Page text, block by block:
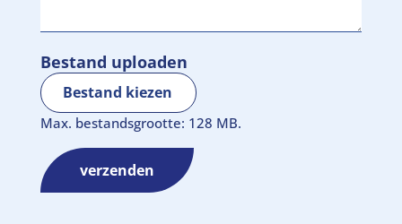
Bestand kiezen
Max. bestandsgrootte: 128 MB.
Bestand uploaden
verzenden